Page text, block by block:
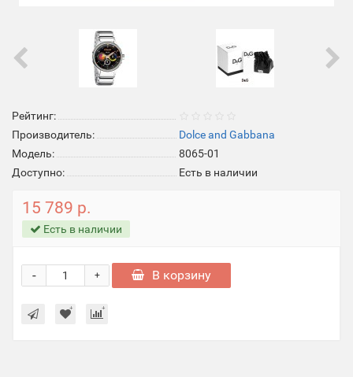
Рейтинг:
Производитель:
Dolce and Gabbana
Модель:
8065-01
Доступно:
Есть в наличии
15 789 р.
Есть в наличии
+
- В корзину